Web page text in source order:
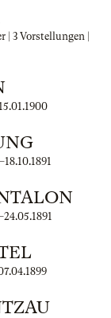
3 Vorstellungen |
–18.10.1891
24.05.1891